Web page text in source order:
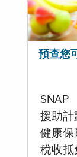
預查您
SNAP
援助計
健康保
稅收抵